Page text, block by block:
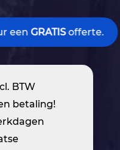
een GRATISofferte.
BTW
betaling!